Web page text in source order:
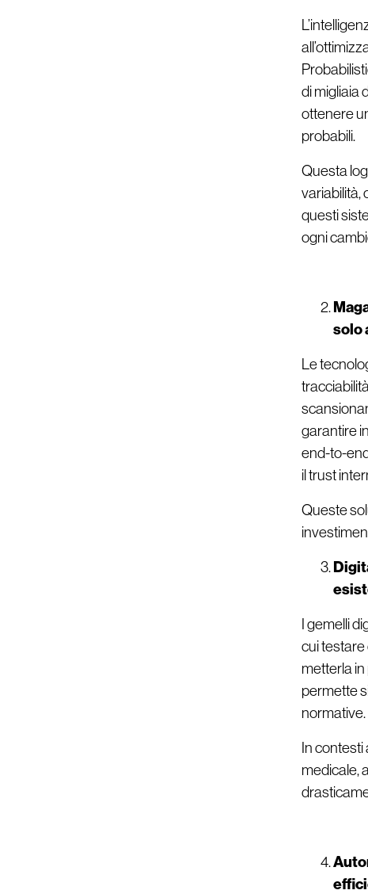
di migliaia
ottenere
probabili.
Questa
variabilità,
questi
ogni
solo
Le
garantire
end-to-
il trust
Queste
I gemelli
cui testare
metterla
permette
normative.
In contesti
medicale,